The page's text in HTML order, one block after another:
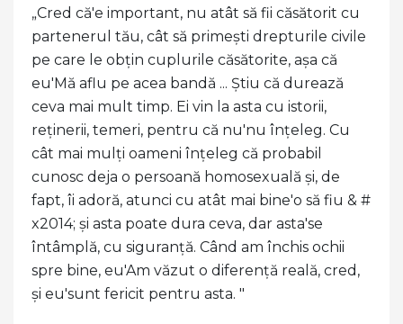
„Cred că'e important, nu atât să fii căsătorit cu
partenerul tău, cât să primești drepturile civile
pe care le obțin cuplurile căsătorite, așa că
eu'Mă aflu pe acea bandă ... Știu că durează
ceva mai mult timp. Ei vin la asta cu istorii,
reținerii, temeri, pentru că nu'nu înțeleg. Cu
cât mai mulți oameni înțeleg că probabil
cunosc deja o persoană homosexuală și, de
fapt, îi adoră, atunci cu atât mai bine'o să fiu & #
x2014; și asta poate dura ceva, dar asta'se
întâmplă, cu siguranță. Când am închis ochii
spre bine, eu'Am văzut o diferență reală, cred,
și eu'sunt fericit pentru asta. "